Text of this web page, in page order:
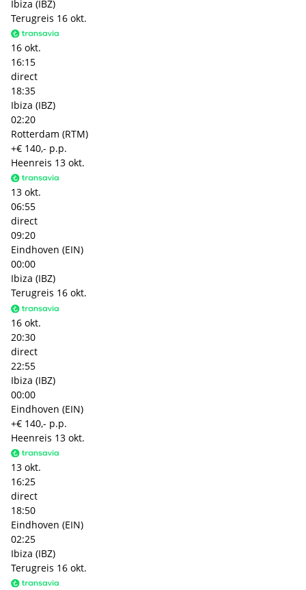
Ibiza (IBZ)
Terugreis 16 okt.
16 okt.
16:15
direct
18:35
Ibiza (IBZ)
02:20
Rotterdam (RTM)
+€ 140,- p.p.
Heenreis 13 okt.
13 okt.
06:55
direct
09:20
Eindhoven (EIN)
00:00
Ibiza (IBZ)
Terugreis 16 okt.
16 okt.
20:30
direct
22:55
Ibiza (IBZ)
00:00
Eindhoven (EIN)
+€ 140,- p.p.
Heenreis 13 okt.
13 okt.
16:25
direct
18:50
Eindhoven (EIN)
02:25
Ibiza (IBZ)
Terugreis 16 okt.